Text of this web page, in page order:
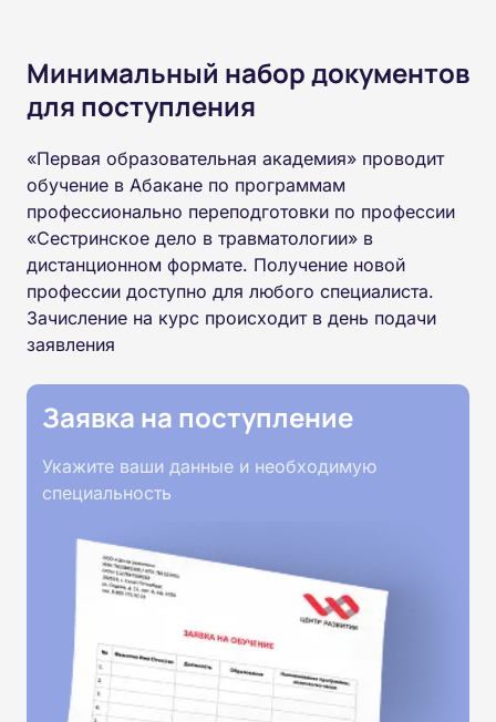
Минимальный набор документов
для поступления
«Первая образовательная академия» проводит
обучение в Абакане по программам
профессионально переподготовки по профессии
«Сестринское дело в травматологии» в
дистанционном формате. Получение новой
профессии доступно для любого специалиста.
Зачисление на курс происходит в день подачи
заявления
Заявка на поступление
Укажите ваши данные и необходимую
специальность